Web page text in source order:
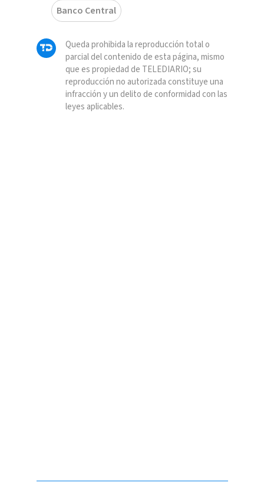
Banco Central
Queda prohibida la reproducción total o
parcial del contenido de esta página, mismo
que es propiedad de TELEDIARIO; su
reproducción no autorizada constituye una
infracción y un delito de conformidad con las
leyes aplicables.